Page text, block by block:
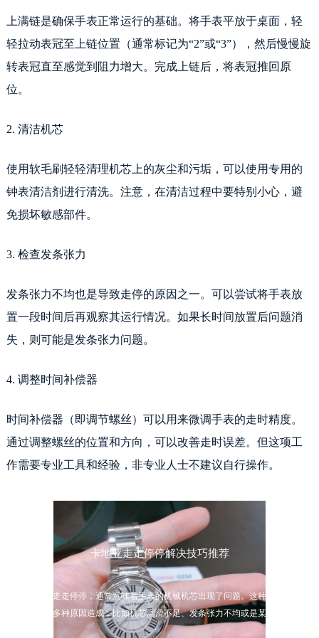
卡地亚走走停停解决技巧推荐
卡地亚手表走走停停，通常意味着手表的机械机芯出现了问题。这种现象可能由
多种原因造成，比如机芯润滑不足、发条张力不均或是某
上满链是确保手表正常运行的基础。将手表平放于桌面，轻
轻拉动表冠至上链位置（通常标记为“2”或“3”），然后慢慢旋
转表冠直至感觉到阻力增大。完成上链后，将表冠推回原
位。
2. 清洁机芯
使用软毛刷轻轻清理机芯上的灰尘和污垢，可以使用专用的
钟表清洁剂进行清洗。注意，在清洁过程中要特别小心，避
免损坏敏感部件。
3. 检查发条张力
发条张力不均也是导致走停的原因之一。可以尝试将手表放
置一段时间后再观察其运行情况。如果长时间放置后问题消
失，则可能是发条张力问题。
4. 调整时间补偿器
时间补偿器（即调节螺丝）可以用来微调手表的走时精度。
通过调整螺丝的位置和方向，可以改善走时误差。但这项工
作需要专业工具和经验，非专业人士不建议自行操作。